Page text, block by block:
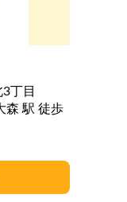
丁目
歩